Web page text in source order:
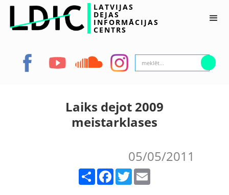
LATVIJAS
DEJAS
INFORMĀCIJAS
CENTRS
Laiks dejot 2009
meistarklases
05/05/2011
Facebook Twitter